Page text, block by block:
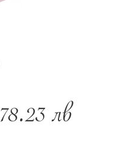
78.23лв